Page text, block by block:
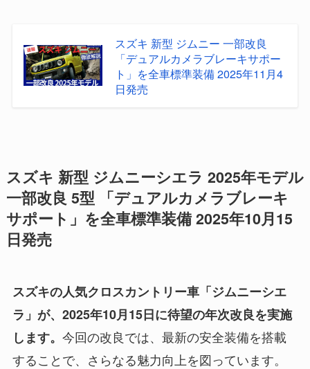
スズキ 新型 ジムニー 一部改良
「デュアルカメラブレーキサポー
ト」を全車標準装備 2025年11月4
日発売
スズキ 新型 ジムニーシエラ 2025年モデル
一部改良 5型 「デュアルカメラブレーキ
サポート」を全車標準装備 2025年10月15
日発売
スズキの人気クロスカントリー車「ジムニーシエ
ラ」が、2025年10月15日に待望の年次改良を実施
します。 今回の改良では、最新の安全装備を搭載
することで、さらなる魅力向上を図っています。